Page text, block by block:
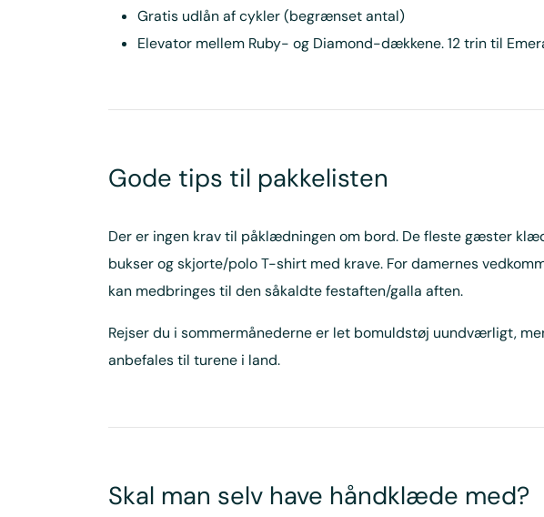
Gratis udlån af cykler (begrænset antal)
Elevator mellem Ruby- og Diamond-dækkene. 12 trin til
Gode tips til pakkelisten
Der er ingen krav til påklædningen om bord. De fleste gæster
bukser og skjorte/polo T-shirt med krave. For damernes
kan medbringes til den såkaldte festaften/galla aften.
Rejser du i sommermånederne er let bomuldstøj uundværligt,
anbefales til turene i land.
Skal man selv have håndklæde med?